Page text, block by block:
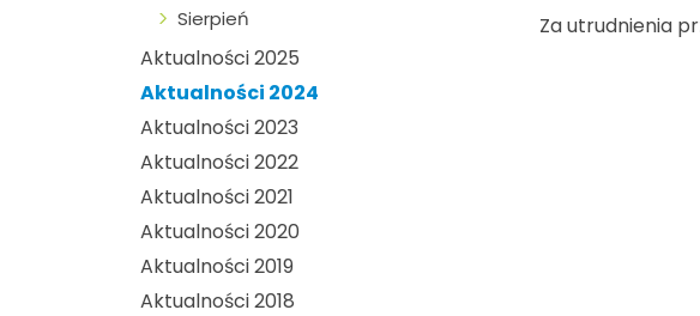
Sierpień
Aktualności 2025
Aktualności 2024
Aktualności 2023
Aktualności 2022
Aktualności 2021
Aktualności 2020
Aktualności 2019
Aktualności 2018
Za utrudnienia